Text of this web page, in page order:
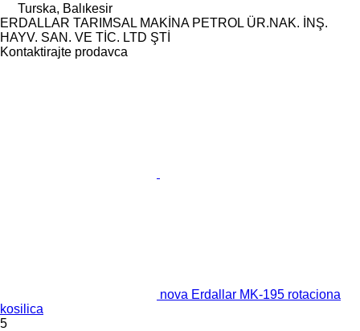
Turska, Balıkesir
ERDALLAR TARIMSAL MAKİNA PETROL ÜR.NAK. İNŞ.
HAYV. SAN. VE TİC. LTD ŞTİ
Kontaktirajte prodavca
nova Erdallar MK-195 rotaciona
kosilica
5